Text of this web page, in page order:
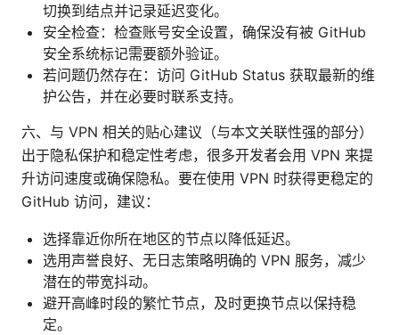
切换到结点并记录延迟变化。
安全检查：检查账号安全设置，确保没有被 GitHub
安全系统标记需要额外验证。
若问题仍然存在：访问 GitHub Status 获取最新的维
护公告，并在必要时联系支持。
六、与 VPN 相关的贴心建议（与本文关联性强的部分）
出于隐私保护和稳定性考虑，很多开发者会用 VPN 来提
升访问速度或确保隐私。要在使用 VPN 时获得更稳定的
GitHub 访问，建议：
选择靠近你所在地区的节点以降低延迟。
选用声誉良好、无日志策略明确的 VPN 服务，减少
潜在的带宽抖动。
避开高峰时段的繁忙节点，及时更换节点以保持稳
定。